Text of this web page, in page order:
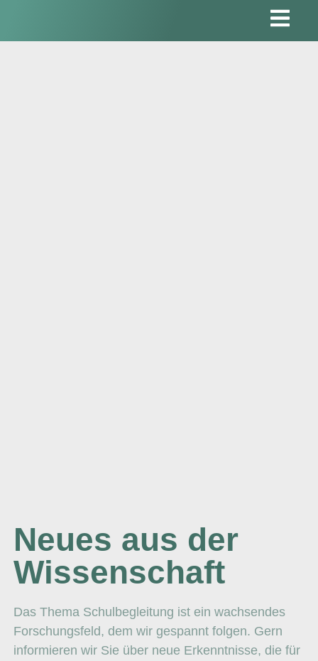
Neues aus der
Wissenschaft
Das Thema Schulbegleitung ist ein wachsendes
Forschungsfeld, dem wir gespannt folgen. Gern
informieren wir Sie über neue Erkenntnisse, die für